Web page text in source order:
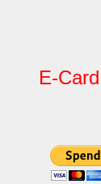
E-